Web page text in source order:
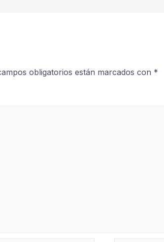
obligatorios están marcados con *